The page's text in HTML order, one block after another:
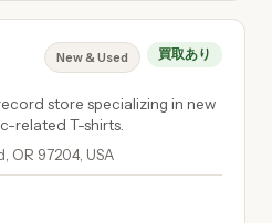
New & Used 買取あり
store specializing in new
related T-shirts.
OR 97204, USA